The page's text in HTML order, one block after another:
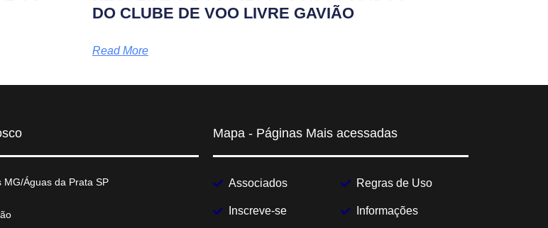
DO CLUBE DE VOO LIVRE GAVIÃO
Read More
MG/Águas da Prata SP
Mapa - Páginas Mais acessadas
Associados
Inscreve-se
Regras de Uso
Informações